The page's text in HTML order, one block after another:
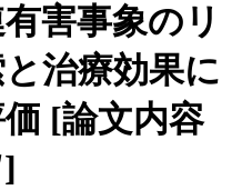
害事象のリ
治療効果に
[論文内容